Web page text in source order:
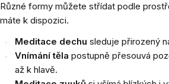
Různé formy můžete střídat podle
máte k dispozici.
Meditace dechu sleduje přirozený
Vnímání těla postupně přesouvá
až k hlavě.